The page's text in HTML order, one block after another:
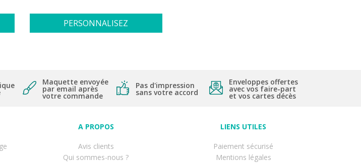
PERSONNALISEZ
Maquette envoyée
par email après
votre commande
Pas d'impression
sans votre accord
Enveloppes offertes
avec vos faire-part
et vos cartes décès
A PROPOS
Avis clients
Qui sommes-nous ?
LIENS UTILES
Paiement sécurisé
Mentions légales